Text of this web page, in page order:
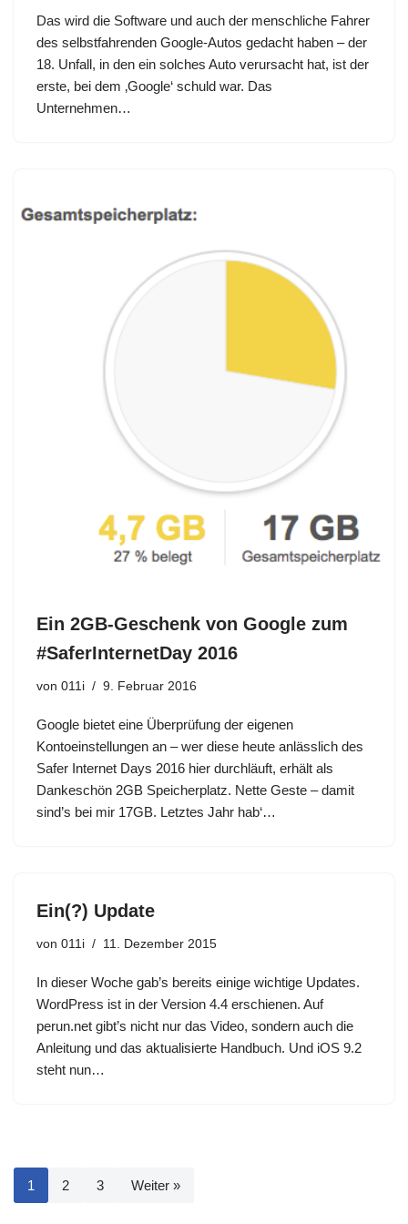
Das wird die Software und auch der menschliche Fahrer
des selbstfahrenden Google-Autos gedacht haben – der
18. Unfall, in den ein solches Auto verursacht hat, ist der
erste, bei dem ‚Google‘ schuld war. Das
Unternehmen…
Ein 2GB-Geschenk von Google zum
#SaferInternetDay 2016
von 011i 9. Februar 2016
Google bietet eine Überprüfung der eigenen
Kontoeinstellungen an – wer diese heute anlässlich des
Safer Internet Days 2016 hier durchläuft, erhält als
Dankeschön 2GB Speicherplatz. Nette Geste – damit
sind’s bei mir 17GB. Letztes Jahr hab‘…
Ein(?) Update
von 011i 11. Dezember 2015
In dieser Woche gab’s bereits einige wichtige Updates.
WordPress ist in der Version 4.4 erschienen. Auf
perun.net gibt’s nicht nur das Video, sondern auch die
Anleitung und das aktualisierte Handbuch. Und iOS 9.2
steht nun…
1 2 3 Weiter »